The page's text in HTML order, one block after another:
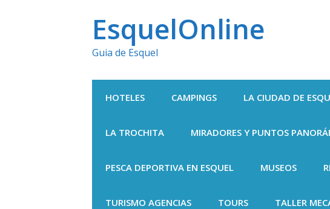
EsquelOnline
Guia de Esquel
HOTELES CAMPINGS LA CIUDAD DE
LA TROCHITA MIRADORES Y PUNTOS
PESCA DEPORTIVA EN ESQUEL MUSEOS
TURISMO AGENCIAS TOURS TALLER